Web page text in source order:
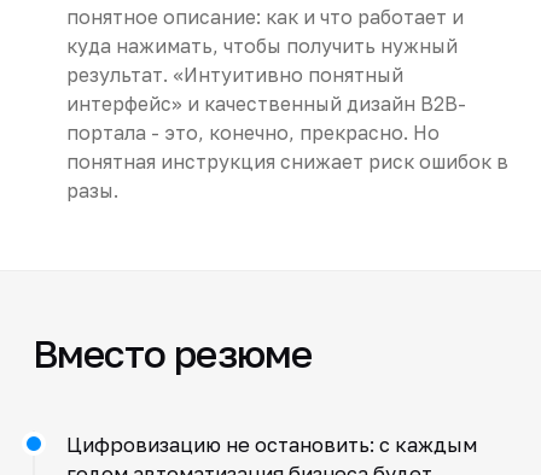
понятное описание: как и что работает и
куда нажимать, чтобы получить нужный
результат. «Интуитивно понятный
интерфейс» и качественный дизайн B2B-
портала - это, конечно, прекрасно. Но
понятная инструкция снижает риск ошибок в
разы.
Вместо резюме
Цифровизацию не остановить: с каждым